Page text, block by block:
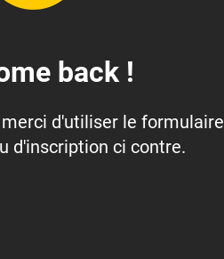
back !
d'utiliser le formulaire
d'inscription ci contre.